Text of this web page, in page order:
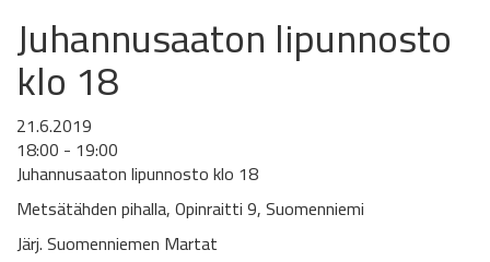
Juhannusaaton lipunnosto
klo 18
21.6.2019
18:00 - 19:00
Juhannusaaton lipunnosto klo 18
Metsätähden pihalla, Opinraitti 9, Suomenniemi
Järj. Suomenniemen Martat